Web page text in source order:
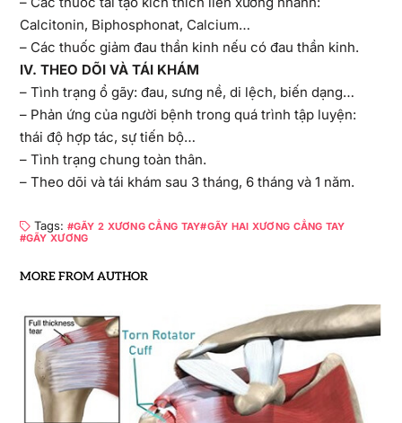
Calcitonin, Biphosphonat, Calcium…
– Các thuốc giảm đau thần kinh nếu có đau thần kinh.
IV. THEO DÕI VÀ TÁI KHÁM
– Tình trạng ổ gãy: đau, sưng nề, di lệch, biến dạng…
– Phản ứng của người bệnh trong quá trình tập luyện:
thái độ hợp tác, sự tiến bộ…
– Tình trạng chung toàn thân.
– Theo dõi và tái khám sau 3 tháng, 6 tháng và 1 năm.
Tags: GÃY 2 XƯƠNG CẲNG TAY GÃY HAI XƯƠNG CẲNG TAY
GÃY XƯƠNG
MORE FROM AUTHOR